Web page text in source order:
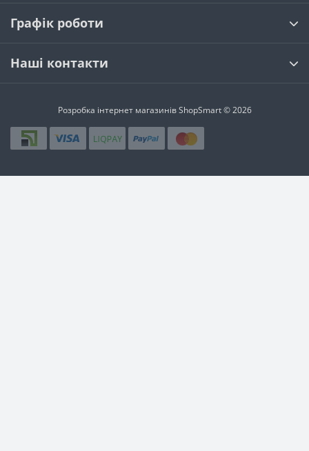
Графік роботи
Наші контакти
Розробка інтернет магазинівShopSmart © 2026